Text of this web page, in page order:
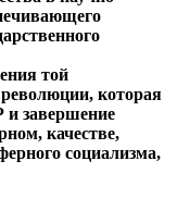
той
революции, которая
и завершение
качестве,
социализма,